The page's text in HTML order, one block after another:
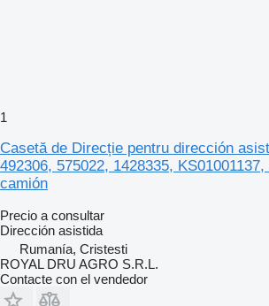
1
Casetă de Direcție pentru dirección
492306, 575022, 1428335, KS01001137,
camión
Precio a consultar
Dirección asistida
Rumanía, Cristesti
ROYAL DRU AGRO S.R.L.
Contacte con el vendedor